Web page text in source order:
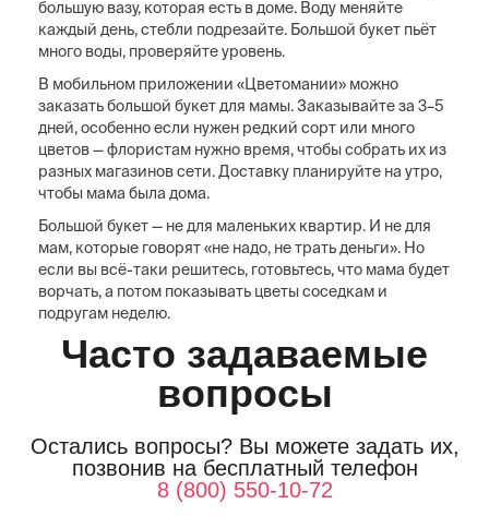
большую вазу, которая есть в доме. Воду меняйте
каждый день, стебли подрезайте. Большой букет пьёт
много воды, проверяйте уровень.
В мобильном приложении «Цветомании» можно
заказать большой букет для мамы. Заказывайте за 3–5
дней, особенно если нужен редкий сорт или много
цветов — флористам нужно время, чтобы собрать их из
разных магазинов сети. Доставку планируйте на утро,
чтобы мама была дома.
Большой букет — не для маленьких квартир. И не для
мам, которые говорят «не надо, не трать деньги». Но
если вы всё-таки решитесь, готовьтесь, что мама будет
ворчать, а потом показывать цветы соседкам и
подругам неделю.
Часто задаваемые
вопросы
Остались вопросы? Вы можете задать их,
позвонив на бесплатный телефон
8 (800) 550-10-72